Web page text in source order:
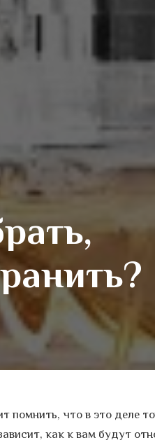
помнить, что в это деле
как к вам будут